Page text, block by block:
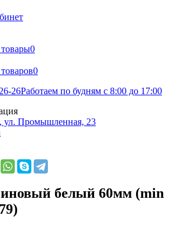
0
0
26Работаем по будням с 8:00 до 17:00
ул. Промышленная, 23
белый 60мм (min